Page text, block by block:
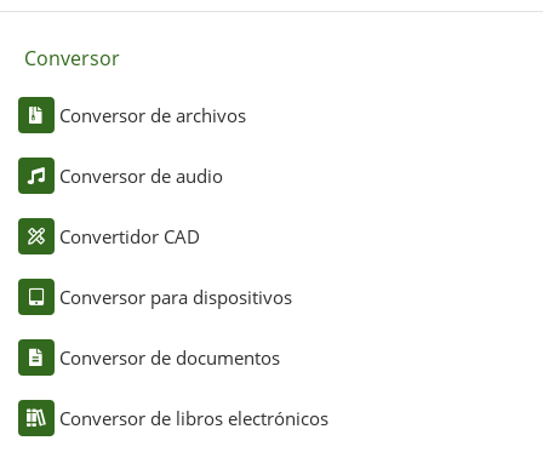
Conversor
Conversor de archivos
Conversor de audio
Convertidor CAD
Conversor para dispositivos
Conversor de documentos
Conversor de libros electrónicos